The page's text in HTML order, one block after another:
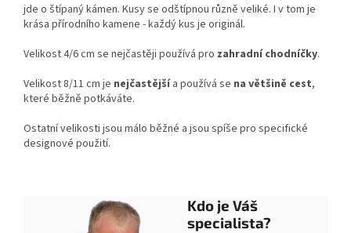
jde o štípaný kámen. Kusy se odštípnou různě veliké. I v tom je
krása přírodního kamene - každý kus je originál.
Velikost 4/6 cm se nejčastěji používá pro zahradní chodníčky.
Velikost 8/11 cm je nejčastějšía používá se na většině cest,
které běžně potkáváte.
Ostatní velikosti jsou málo běžné a jsou spíše pro specifické
designové použití.
Kdo je Váš
specialista?